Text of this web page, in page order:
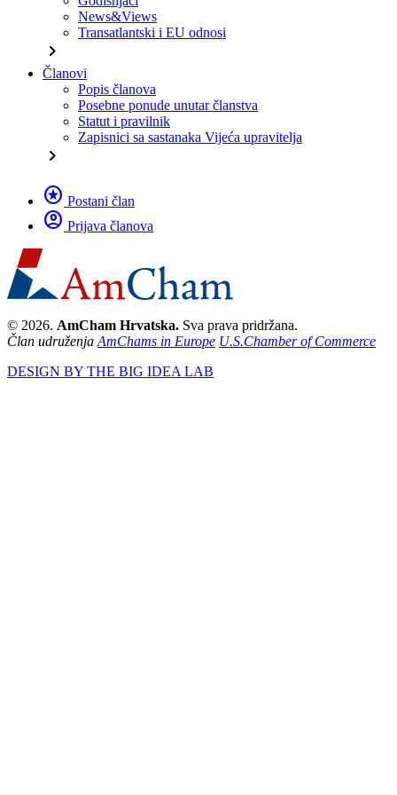
News&Views
Transatlantski i EU odnosi
chevron_right
Članovi
Popis članova
Posebne ponude unutar članstva
Statut i pravilnik
Zapisnici sa sastanaka Vijeća upravitelja
chevron_right
stars Postani član
account_circle Prijava članova
© 2026. AmCham Hrvatska. Sva prava pridržana.
Član udruženja AmChams in Europe U.S.Chamber of Commerce
DESIGN BY THE BIG IDEA LAB